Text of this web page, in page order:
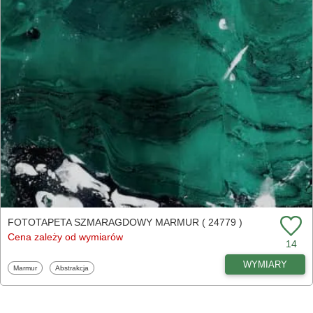
FOTOTAPETA SZMARAGDOWY MARMUR ( 24779 )
Cena zależy od wymiarów
14
Fototapety
Marmur Fototapety
Abstrakcja WYMIARY